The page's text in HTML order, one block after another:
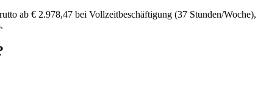
ab € 2.978,47 bei Vollzeitbeschäftigung (37 Stunden/